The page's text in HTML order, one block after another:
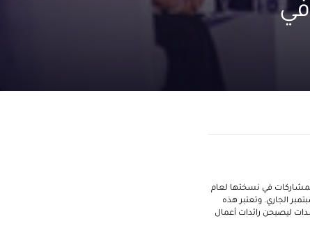
بالمشاركات للعام 2018 في
7: بنات الإمارات»، بالمشاركات في نسختها لعام
دبي الوطني "إي 7" التي تقام بدءاً من 6 وحتى 9 سبتمبر الجاري. وتعتبر هذه
ليصبحن رائدات أعمال